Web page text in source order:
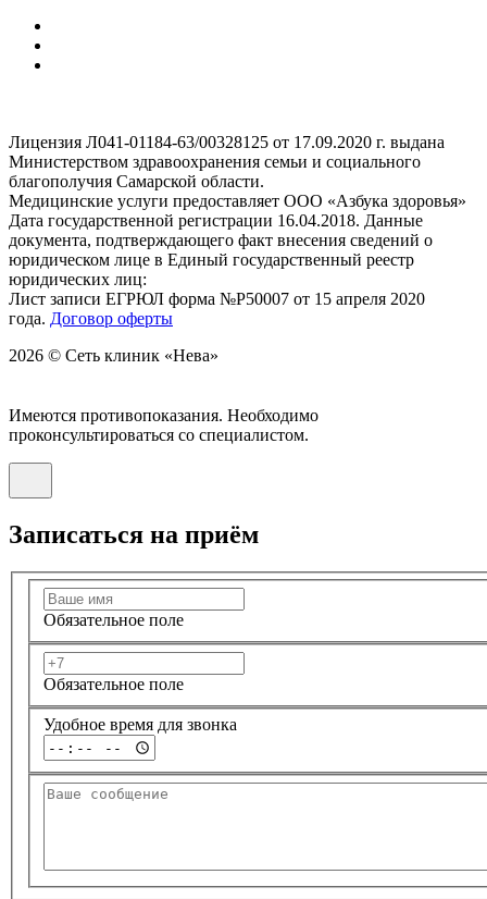
Лицензия Л041-01184-63/00328125 от 17.09.2020 г. выдана
Министерством здравоохранения семьи и социального
благополучия Самарской области.
Медицинские услуги предоставляет ООО «Азбука здоровья»
Дата государственной регистрации 16.04.2018. Данные
документа, подтверждающего факт внесения сведений о
юридическом лице в Единый государственный реестр
юридических лиц:
Лист записи ЕГРЮЛ форма №Р50007 от 15 апреля 2020
года. Договор оферты
2026 © Сеть клиник «Нева»
Имеются противопоказания. Необходимо
проконсультироваться со специалистом.
Записаться на приём
Обязательное поле
Обязательное поле
Удобное время для звонка